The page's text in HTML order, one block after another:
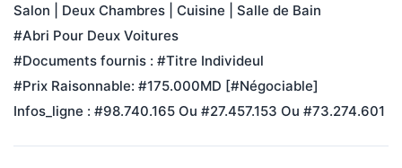
Salon | Deux Chambres | Cuisine | Salle de Bain
#Abri Pour Deux Voitures
#Documents fournis : #Titre Individeul
#Prix Raisonnable: #175.000MD [#Négociable]
Infos_ligne : #98.740.165 Ou #27.457.153 Ou #73.274.601